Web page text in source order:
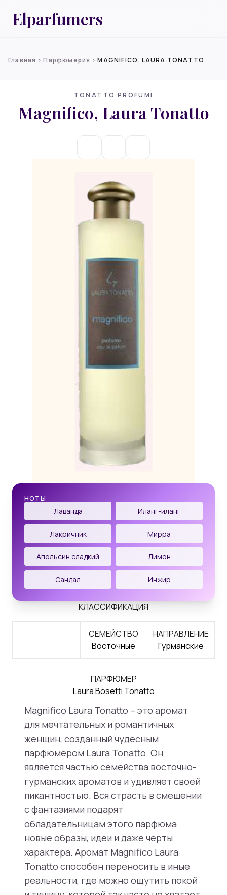
Elparfumers
Главная chevron_rightПарфюмерия chevron_rightMAGNIFICO, LAURA TONATTO
TONATTO PROFUMI
Magnifico, Laura Tonatto
НОТЫ
Лаванда Иланг-иланг
Лакричник Мирра
Апельсин сладкий Лимон
Сандал Инжир
КЛАССИФИКАЦИЯ
СЕМЕЙСТВО
Восточные
НАПРАВЛЕНИЕ
Гурманские
ПАРФЮМЕР
Laura Bosetti Tonatto
Magnifico Laura Tonatto – это аромат
для мечтательных и романтичных
женщин, созданный чудесным
парфюмером Laura Tonatto. Он
является частью семейства восточно-
гурманских ароматов и удивляет своей
пикантностью. Вся страсть в смешении
с фантазиями подарят
обладательницам этого парфюма
новые образы, идеи и даже черты
характера. Аромат Magnifico Laura
Tonatto способен переносить в иные
реальности, где можно ощутить покой